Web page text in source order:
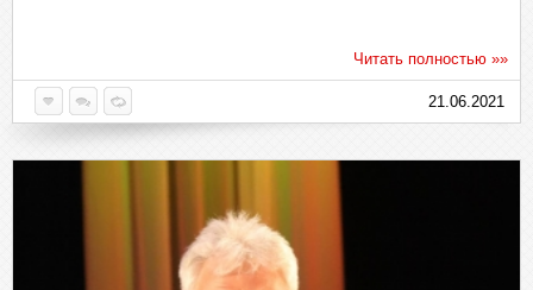
Читать полностью »»
21.06.2021